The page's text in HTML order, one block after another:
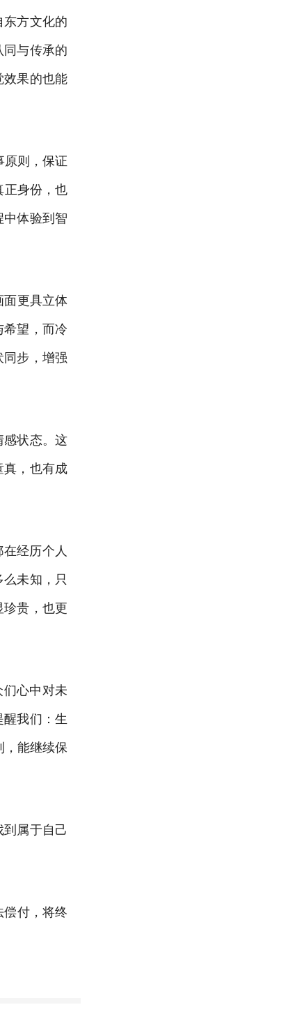
方文化的
与传承的
效果的也能
原则，保证
正身份，也
体验到智
面更具立体
望，而冷
步，增强
感状态。这
真，也有成
经历个人
未知，只
贵，也更
心中对未
我们：生
，能继续保
属于自己
付，将终